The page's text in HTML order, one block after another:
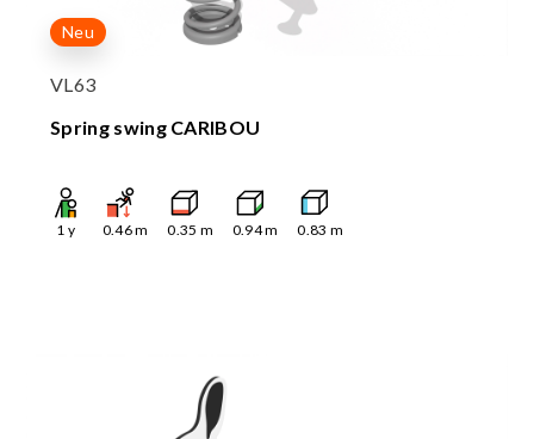
Neu
VL63
Spring swing CARIBOU
1 y 0.46m 0.35 m 0.94m 0.83 m